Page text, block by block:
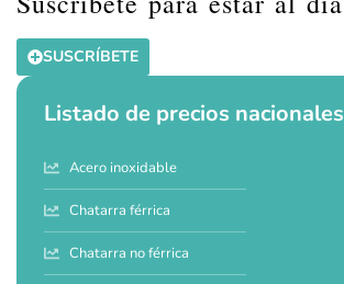
SUSCRÍBETE
Listado de precios nacionales
Acero inoxidable
Chatarra férrica
Chatarra no férrica